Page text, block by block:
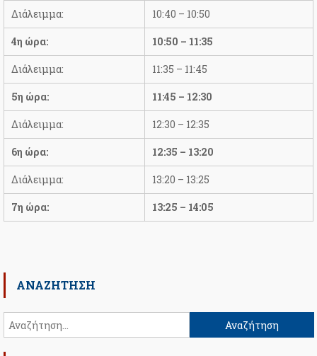
Διάλειμμα: 10:40 – 10:50
4η ώρα: 10:50 – 11:35
Διάλειμμα: 11:35 – 11:45
5η ώρα: 11:45 – 12:30
Διάλειμμα: 12:30 – 12:35
6η ώρα: 12:35 – 13:20
Διάλειμμα: 13:20 – 13:25
7η ώρα: 13:25 – 14:05
ΑΝΑΖΉΤΗΣΗ
Αναζήτηση
για: